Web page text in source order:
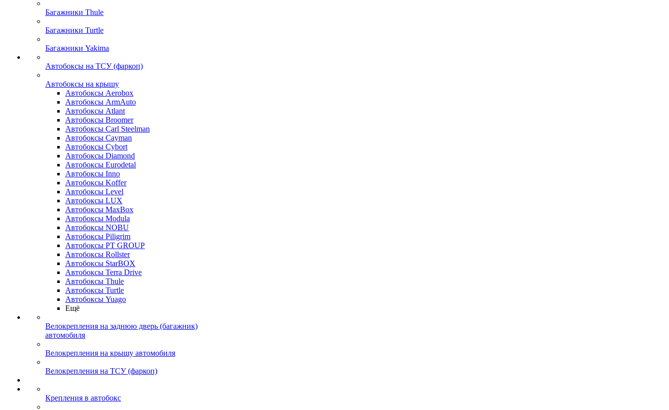
Багажники Thule
Багажники Turtle
Багажники Yakima
Автобоксы на ТСУ (фаркоп)
Автобоксы на крышу
Автобоксы Aerobox
Автобоксы ArmAuto
Автобоксы Atlant
Автобоксы Broomer
Автобоксы Carl Steelman
Автобоксы Cayman
Автобоксы Cybort
Автобоксы Diamond
Автобоксы Eurodetal
Автобоксы Inno
Автобоксы Koffer
Автобоксы Level
Автобоксы LUX
Автобоксы MaxBox
Автобоксы Modula
Автобоксы NOBU
Автобоксы Piligrim
Автобоксы PT GROUP
Автобоксы Rollster
Автобоксы StarBOX
Автобоксы Terra Drive
Автобоксы Thule
Автобоксы Turtle
Автобоксы Yuago
Ещё
Велокрепления на заднюю дверь (багажник)
автомобиля
Велокрепления на крышу автомобиля
Велокрепления на ТСУ (фаркоп)
Крепления в автобокс